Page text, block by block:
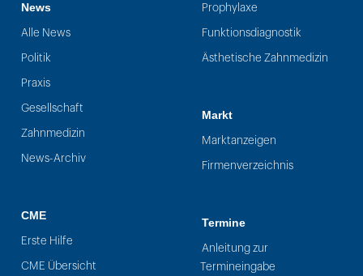
News
Alle News
Politik
Praxis
Gesellschaft
Zahnmedizin
News-Archiv
CME
Erste Hilfe
CME Übersicht
Prophylaxe
Funktionsdiagnostik
Ästhetische Zahnmedizin
Markt
Marktanzeigen
Firmenverzeichnis
Termine
Anleitung zur
Termineingabe